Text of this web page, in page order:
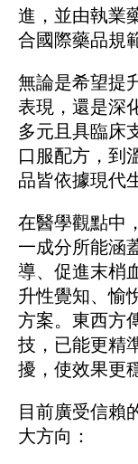
進，並由執業
合國際藥品規
無論是希望提
表現，還是深
多元且具臨床
口服配方，到
品皆依據現代
在醫學觀點中
一成分所能涵
導、促進末梢
升性覺知、愉
方案。東西方
技，已能更精
擾，使效果更
目前廣受信賴
大方向：